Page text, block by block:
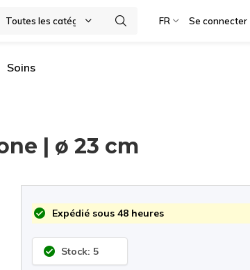
Toutes les catégories FR Se connecter
Soins
| ø 23 cm
Expédié sous 48 heures
Stock: 5